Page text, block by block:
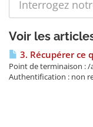
Voir les
3. Récupérer ce
Point de terminaison :
Authentification : non